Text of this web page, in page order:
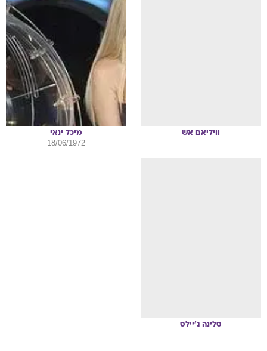
וויליאם אש מיכל ינאי
18/06/1972
סלינה ג'יילס